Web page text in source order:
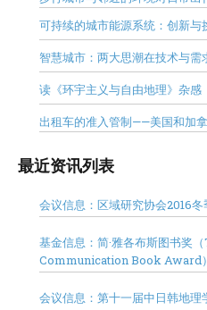
可持续的城市能源系统：创新与
智慧城市：两大思潮在技术与需
读《环宇主义与自由地理》杂感
出租车的准入管制——美国和加
最近资讯列表
会议信息：区域研究协会2016冬
基金信息：简·雅各布斯图书奖
Communication Book Award）
会议信息：第十一届中日韩地